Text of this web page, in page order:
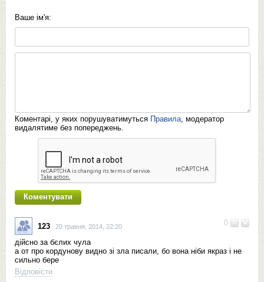
Ваше ім'я:
Коментарі, у яких порушуватимуться Правила, модератор
видалятиме без попереджень.
0
123 20 травня, 2014, 22:20
дійсно за бєлих чула
а от про кордунову видно зі зла писали, бо вона ніби якраз і не
сильно бере
Відповісти